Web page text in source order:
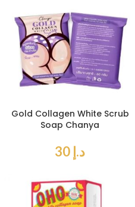
Gold Collagen White Scrub
Soap Chanya
د.إ